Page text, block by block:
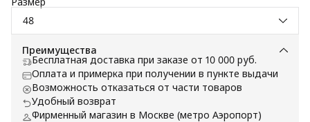
48
Преимущества
Бесплатная доставка при заказе от 10 000 руб.
Оплата и примерка при получении в пункте выдачи
Возможность отказаться от части товаров
Удобный возврат
Фирменный магазин в Москве (метро Аэропорт)